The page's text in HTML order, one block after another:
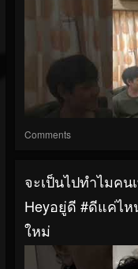
Comments
จะเป็นไปทำไมค
Heyอยู่ดี #ดีแค่ไห
ใหม่